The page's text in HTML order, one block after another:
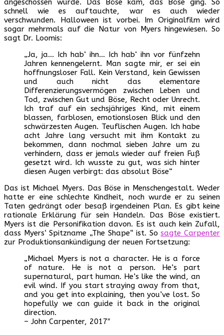
angeschossen wurde. Das Böse kam, das Böse ging. So
schnell wie es auftauchte, war es auch wieder
verschwunden. Halloween ist vorbei. Im Originalfilm wird
sogar mehrmals auf die Natur von Myers hingewiesen. So
sagt Dr. Loomis:
„Ja, ja… Ich hab‘ ihn… Ich hab‘ ihn vor fünfzehn
Jahren kennengelernt. Man sagte mir, er sei ein
hoffnungsloser Fall. Kein Verstand, kein Gewissen
und auch nicht das elementare
Differenzierungsvermögen zwischen Leben und
Tod, zwischen Gut und Böse, Recht oder Unrecht.
Ich traf auf ein sechsjähriges Kind, mit einem
blassen, farblosen, emotionslosen Blick und den
schwärzesten Augen. Teuflischen Augen. Ich habe
acht Jahre lang versucht mit ihm Kontakt zu
bekommen, dann nochmal sieben Jahre um zu
verhindern, dass er jemals wieder auf freien Fuß
gesetzt wird. Ich wusste zu gut, was sich hinter
diesen Augen verbirgt: das absolut Böse“
Das ist Michael Myers. Das Böse in Menschengestalt. Weder
hatte er eine schlechte Kindheit, noch wurde er zu seinen
Taten gedrängt oder besaß irgendeinen Plan. Es gibt keine
rationale Erklärung für sein Handeln. Das Böse existiert.
Myers ist die Personifikation davon. Es ist auch kein Zufall,
dass Myers‘ Spitzname „The Shape“ ist. Sosagte Carpenter
zur Produktionsankündigung der neuen Fortsetzung:
„Michael Myers is not a character. He is a force
of nature. He is not a person. He’s part
supernatural, part human. He’s like the wind, an
evil wind. If you start straying away from that,
and you get into explaining, then you’ve lost. So
hopefully we can guide it back in the original
direction.
– John Carpenter, 2017″